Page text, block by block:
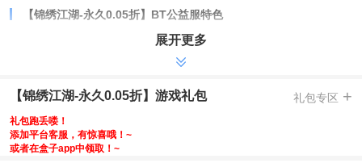
【锦绣江湖-永久0.05折】BT公益服特色
-七日登录橙色秘籍随机箱，突破丹1000，专属招募令10，红色绝技秘籍自
-游戏内首充代金券多赠送50%，另加0.1折
-充值648元代金券获得846元代金券仅需6.48元
-游戏中的每个场景都精心设计，还原了最真实的武侠江湖氛围
-最强cp首充赠送另加百级助力宝箱，九尺玄冰，侠客自选卡水
展开更多
【锦绣江湖-永久0.05折】游戏礼包 礼包专区 +
礼包跑丢喽！
添加平台客服，有惊喜哦！~
或者在盒子app中领取！~